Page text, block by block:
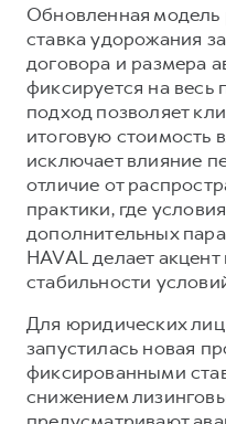
от 3 449 000 ₽
Система управления
Сервис для
HAVAL Лизинг
АКСЕССУАРЫ
Автомобильные
Коллекция CITY
Коллекция Базовая
Коллекция Детская
Подписки
АКСЕССУАРЫ
Автомобильные
Коллекция CITY
Коллекция Базовая
Коллекция Детская
Обновленная модель
ставка удорожания
договора и размера
фиксируется на весь
подход позволяет
итоговую стоимость
исключает влияние
отличие от
практики, где
дополнительных
HAVAL делает
стабильности
Для юридических лиц
запустилась новая
фиксированными
снижением